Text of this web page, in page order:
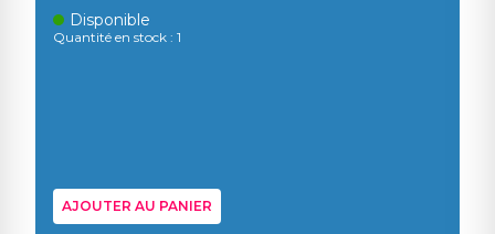
Disponible
Quantité en stock : 1
AJOUTER AU PANIER